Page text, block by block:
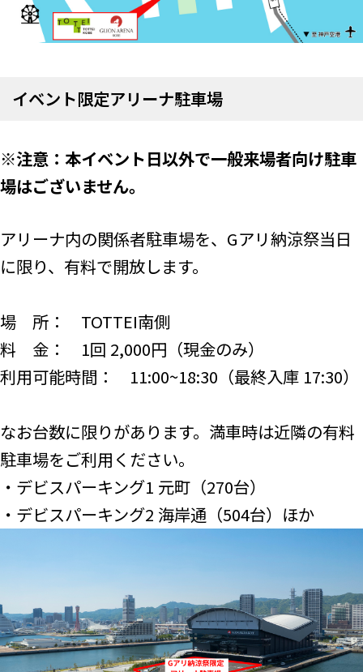
イベント限定アリーナ駐車場
※注意：本イベント日以外で一般来場者向け駐車
場はございません。
アリーナ内の関係者駐車場を、Gアリ納涼祭当日
に限り、有料で開放します。
場 所： TOTTEI南側
料 金： 1回 2,000円（現金のみ）
利用可能時間： 11:00~18:30（最終入庫 17:30）
なお台数に限りがあります。満車時は近隣の有料
駐車場をご利用ください。
・デビスパーキング1 元町（270台）
・デビスパーキング2 海岸通（504台）ほか